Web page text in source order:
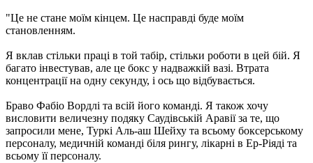
"Це не стане моїм кінцем. Це насправді буде моїм
становленням.
Я вклав стільки праці в той табір, стільки роботи в цей бій. Я
багато інвестував, але це бокс у надважкій вазі. Втрата
концентрації на одну секунду, і ось що відбувається.
Браво Фабіо Вордлі та всій його команді. Я також хочу
висловити величезну подяку Саудівській Аравії за те, що
запросили мене, Туркі Аль-аш Шейху та всьому боксерському
персоналу, медичній команді біля рингу, лікарні в Ер-Ріяді та
всьому її персоналу.